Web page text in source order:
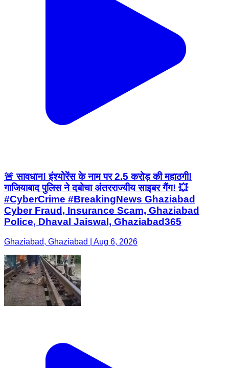
🚨 सावधान! इंश्योरेंस के नाम पर 2.5 करोड़ की महाठगी!
गाजियाबाद पुलिस ने दबोचा अंतरराज्यीय साइबर गैंग! 💥
#CyberCrime #BreakingNews Ghaziabad
Cyber Fraud, Insurance Scam, Ghaziabad
Police, Dhaval Jaiswal, Ghaziabad365
Ghaziabad, Ghaziabad | Aug 6, 2026